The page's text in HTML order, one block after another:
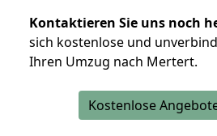
Kontaktieren Sie uns noch
sich kostenlose und
Ihren Umzug nach Mertert.
Kostenlose